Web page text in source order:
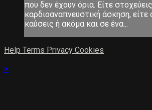
που δεν έχουν όρια. Είτε
καρδιοαναπνευστική άσκηση, είτε
καύσεις ή ακόμα και σε ένα...
Help Terms Privacy Cookies
×